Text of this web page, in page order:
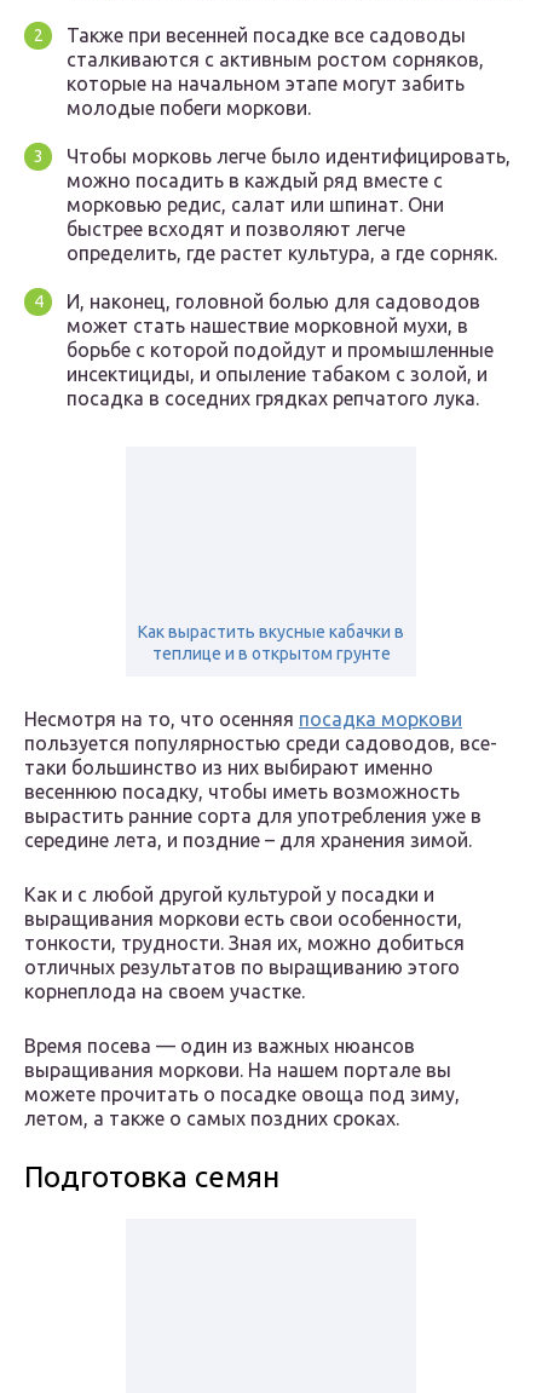
Также при весенней посадке все садоводы
сталкиваются с активным ростом сорняков,
которые на начальном этапе могут забить
молодые побеги моркови.
Чтобы морковь легче было идентифицировать,
можно посадить в каждый ряд вместе с
морковью редис, салат или шпинат. Они
быстрее всходят и позволяют легче
определить, где растет культура, а где сорняк.
И, наконец, головной болью для садоводов
может стать нашествие морковной мухи, в
борьбе с которой подойдут и промышленные
инсектициды, и опыление табаком с золой, и
посадка в соседних грядках репчатого лука.
Как вырастить вкусные кабачки в
теплице и в открытом грунте
Несмотря на то, что осенняя посадка моркови
пользуется популярностью среди садоводов, все-
таки большинство из них выбирают именно
весеннюю посадку, чтобы иметь возможность
вырастить ранние сорта для употребления уже в
середине лета, и поздние – для хранения зимой.
Как и с любой другой культурой у посадки и
выращивания моркови есть свои особенности,
тонкости, трудности. Зная их, можно добиться
отличных результатов по выращиванию этого
корнеплода на своем участке.
Время посева — один из важных нюансов
выращивания моркови. На нашем портале вы
можете прочитать о посадке овоща под зиму,
летом, а также о самых поздних сроках.
Подготовка семян